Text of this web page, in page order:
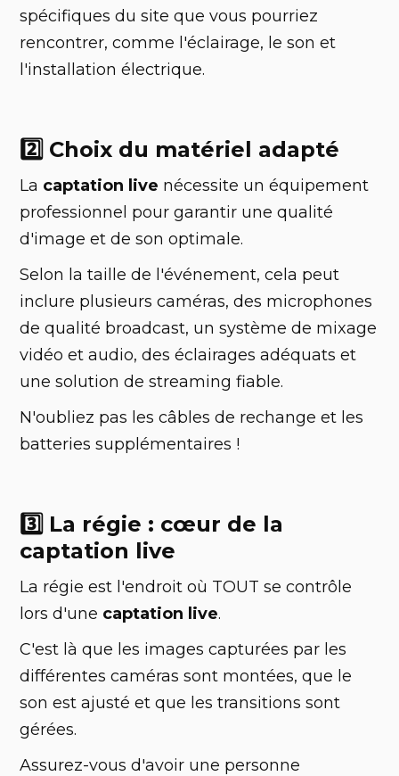
spécifiques du site que vous pourriez
rencontrer, comme l'éclairage, le son et
l'installation électrique.
2️⃣ Choix du matériel adapté
La captation live nécessite un équipement
professionnel pour garantir une qualité
d'image et de son optimale.
Selon la taille de l'événement, cela peut
inclure plusieurs caméras, des microphones
de qualité broadcast, un système de mixage
vidéo et audio, des éclairages adéquats et
une solution de streaming fiable.
N'oubliez pas les câbles de rechange et les
batteries supplémentaires !
3️⃣ La régie : cœur de la
captation live
La régie est l'endroit où TOUT se contrôle
lors d'une captation live.
C'est là que les images capturées par les
différentes caméras sont montées, que le
son est ajusté et que les transitions sont
gérées.
Assurez-vous d'avoir une personne